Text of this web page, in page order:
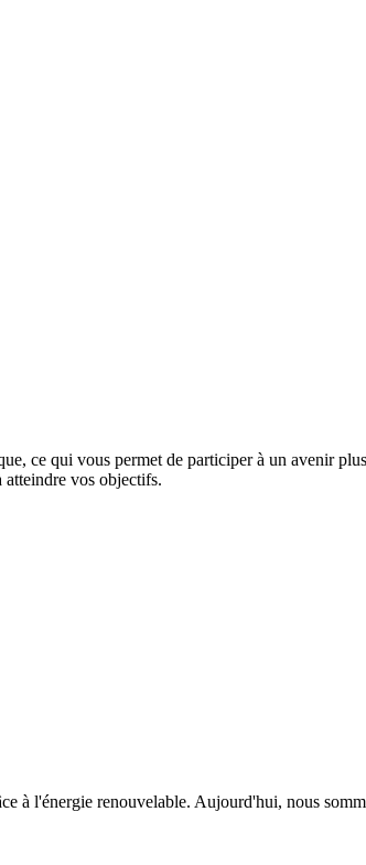
ce qui vous permet de participer à un avenir
vos objectifs.
à l'énergie renouvelable. Aujourd'hui, nous